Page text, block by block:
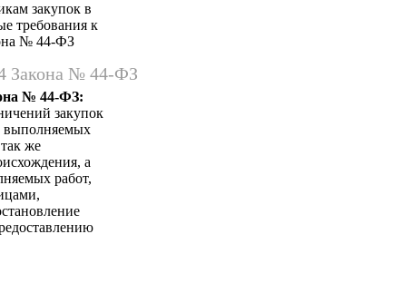
закупок в
требования к
№ 44-ФЗ
Закона № 44-ФЗ
№ 44-ФЗ:
закупок
выполняемых
же
а
работ,